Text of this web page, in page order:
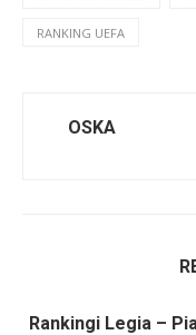
RANKING UEFA
OSKA
Rankingi Legia –